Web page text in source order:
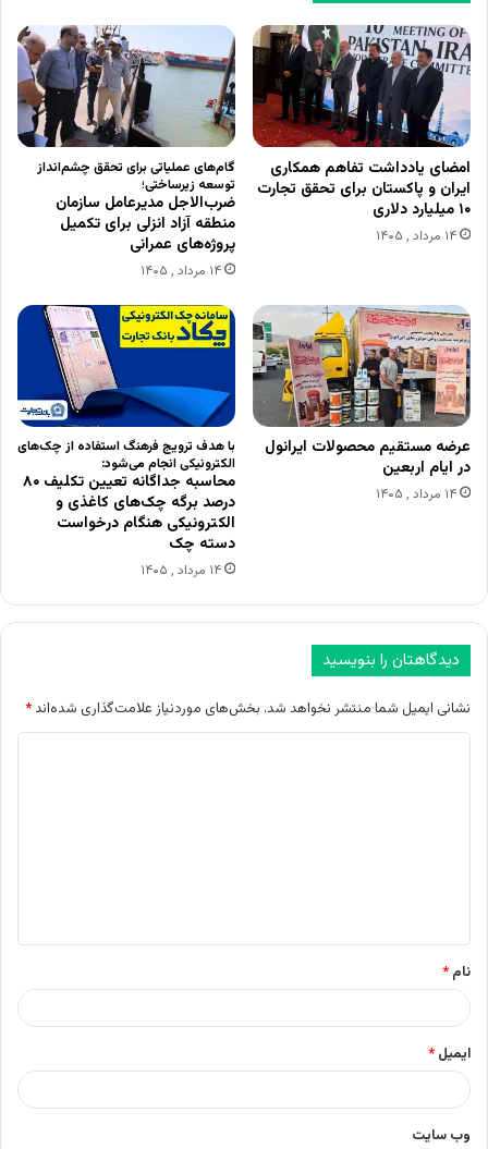
امضای یادداشت تفاهم همکاری
ایران و پاکستان برای تحقق تجارت
۱۰ میلیارد دلاری
۱۴ مرداد , ۱۴۰۵
گام‌های عملیاتی برای تحقق چشم‌انداز
توسعه زیرساختی؛
ضرب‌الاجل مدیرعامل سازمان
منطقه آزاد انزلی برای تکمیل
پروژه‌های عمرانی
۱۴ مرداد , ۱۴۰۵
عرضه مستقیم محصولات ایرانول
در ایام اربعین
۱۴ مرداد , ۱۴۰۵
با هدف ترویج فرهنگ استفاده از چک‌های
الکترونیکی انجام می‌شود:
محاسبه جداگانه تعیین تکلیف ۸۰
درصد برگه چک‌های کاغذی و
الکترونیکی هنگام درخواست
دسته چک
۱۴ مرداد , ۱۴۰۵
دیدگاهتان را بنویسید
نشانی ایمیل شما منتشر نخواهد شد. بخش‌های موردنیاز علامت‌گذاری شده‌اند *
*
نام *
ایمیل *
وب‌ سایت